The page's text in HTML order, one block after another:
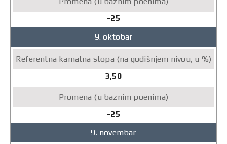
-25
9. oktobar
3,50
-25
9. novembar